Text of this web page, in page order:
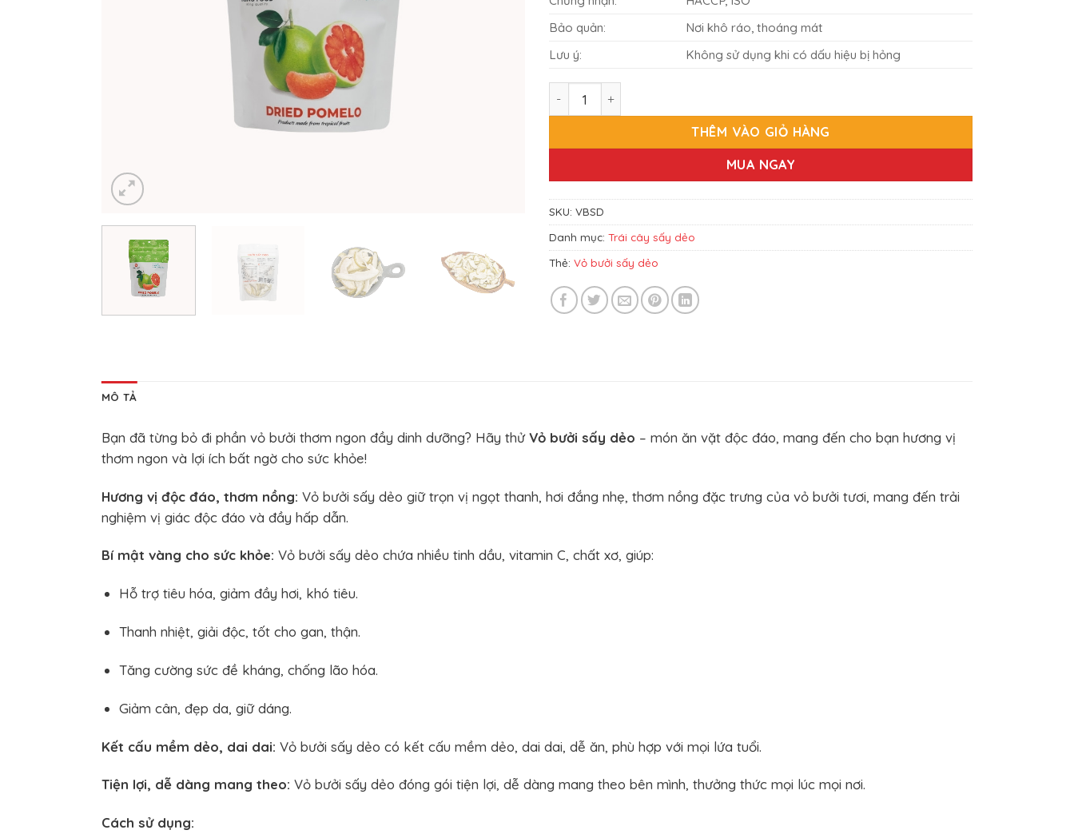
Bảo quản:
Nơi khô ráo, thoáng mát
Lưu ý:
Không sử dụng khi có dấu hiệu bị hỏng
THÊM VÀO GIỎ HÀNG
MUA NGAY
SKU: VBSD
Danh mục: Trái cây sấy dẻo
Thẻ: Vỏ bưởi sấy dẻo
MÔ TẢ
Bạn đã từng bỏ đi phần vỏ bưởi thơm ngon đầy dinh dưỡng? Hãy thửVỏ bưởi sấy dẻo – món ăn vặt độc đáo, mang đến cho bạn hương vị
thơm ngon và lợi ích bất ngờ cho sức khỏe!
Hương vị độc đáo, thơm nồng: Vỏ bưởi sấy dẻo giữ trọn vị ngọt thanh, hơi đắng nhẹ, thơm nồng đặc trưng của vỏ bưởi tươi, mang đến trải
nghiệm vị giác độc đáo và đầy hấp dẫn.
Bí mật vàng cho sức khỏe: Vỏ bưởi sấy dẻo chứa nhiều tinh dầu, vitamin C, chất xơ, giúp:
Hỗ trợ tiêu hóa, giảm đầy hơi, khó tiêu.
Thanh nhiệt, giải độc, tốt cho gan, thận.
Tăng cường sức đề kháng, chống lão hóa.
Giảm cân, đẹp da, giữ dáng.
Kết cấu mềm dẻo, dai dai: Vỏ bưởi sấy dẻo có kết cấu mềm dẻo, dai dai, dễ ăn, phù hợp với mọi lứa tuổi.
Tiện lợi, dễ dàng mang theo: Vỏ bưởi sấy dẻo đóng gói tiện lợi, dễ dàng mang theo bên mình, thưởng thức mọi lúc mọi nơi.
Cách sử dụng: